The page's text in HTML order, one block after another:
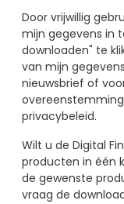
Door vrijwillig
mijn gegevens in
downloaden" te
van mijn
nieuwsbrief of
privacybeleid.
Wilt u de Digital
producten in één
de gewenste
vraag de